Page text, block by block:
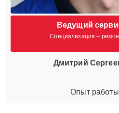
Ведущий
Специализация –
Дмитрий
Опыт работы